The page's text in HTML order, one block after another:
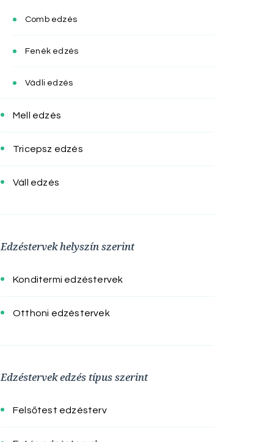
Comb edzés
Fenék edzés
Vádli edzés
Mell edzés
Tricepsz edzés
Váll edzés
Edzéstervek helyszín szerint
Konditermi edzéstervek
Otthoni edzéstervek
Edzéstervek edzés típus szerint
Felsőtest edzésterv